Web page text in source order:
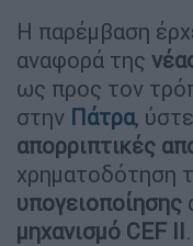
Η παρέμβαση
αναφορά της
ως προς τον
στην Πάτρα,
απορριπτικές
χρηματοδότηση
υπογειοποίησης
μηχανισμό CEF II.